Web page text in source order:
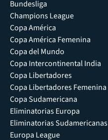
Bundesliga
Champions League
Copa América
Copa América Femenina
Copa del Mundo
Copa Intercontinental India
Copa Libertadores
Copa Libertadores Femenina
Copa Sudamericana
Eliminatorias Europa
Eliminatorias Sudamericanas
Europa League